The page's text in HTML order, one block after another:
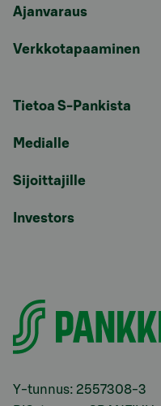
Ajanvaraus
Verkkotapaaminen
Tietoa S-Pankista
Medialle
Sijoittajille
Investors
Y-tunnus: 2557308-3